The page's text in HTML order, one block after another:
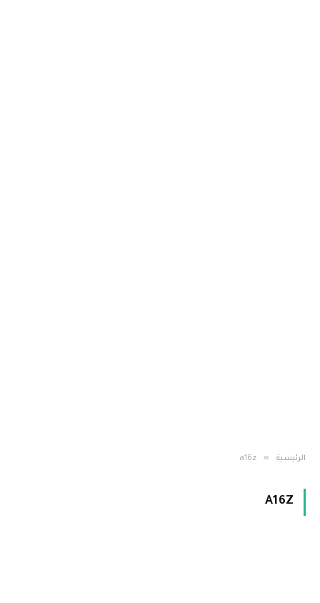
الرئيسية »
a16z
A16Z